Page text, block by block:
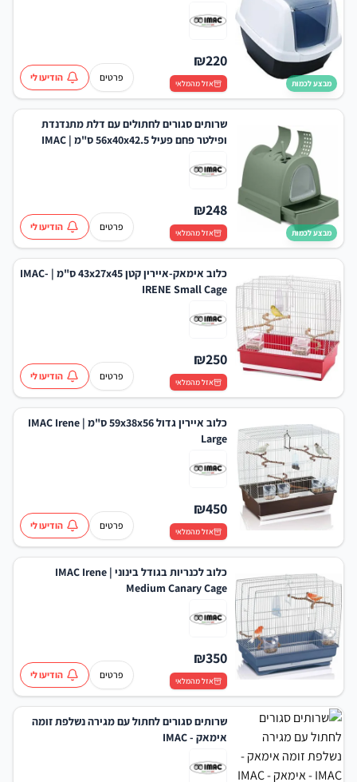
מבצע לכמות
₪220
אזל מהמלאי
פרטים הודיעו לי
מבצע לכמות
שרותים סגורים לחתולים עם דלת מתנדנדת
ופילטר פחם פעיל 56x40x42.5 ס"מ | IMAC
₪248
אזל מהמלאי
פרטים הודיעו לי
כלוב אימאק-איירין קטן 43x27x45 ס"מ | IMAC-
IRENE Small Cage
₪250
אזל מהמלאי
פרטים הודיעו לי
כלוב איירין גדול 59x38x56 ס"מ | IMAC Irene
Large
₪450
אזל מהמלאי
פרטים הודיעו לי
כלוב לכנריות בגודל בינוני | IMAC Irene
Medium Canary Cage
₪350
אזל מהמלאי
פרטים הודיעו לי
שרותים סגורים לחתול עם מגירה נשלפת זומה
אימאק - IMAC